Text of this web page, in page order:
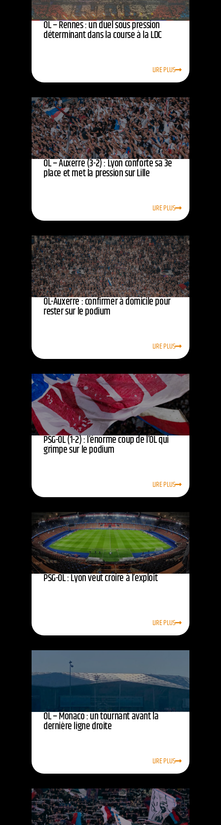
OL – Rennes : un duel sous pression
déterminant dans la course à la LDC
LIRE PLUS
OL – Auxerre (3-2) : Lyon conforte sa 3e
place et met la pression sur Lille
LIRE PLUS
OL-Auxerre : confirmer à domicile pour
rester sur le podium
LIRE PLUS
PSG-OL (1-2) : l’énorme coup de l’OL qui
grimpe sur le podium
LIRE PLUS
PSG-OL : Lyon veut croire à l’exploit
LIRE PLUS
OL – Monaco : un tournant avant la
dernière ligne droite
LIRE PLUS